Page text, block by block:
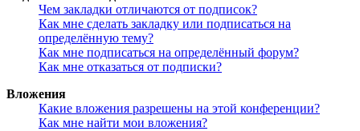
Чем закладки отличаются от подписок?
Как мне сделать закладку или подписаться на
определённую тему?
Как мне подписаться на определённый форум?
Как мне отказаться от подписки?
Вложения
Какие вложения разрешены на этой конференции?
Как мне найти мои вложения?